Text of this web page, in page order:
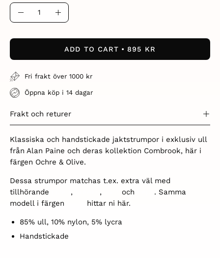
Quantity
Decrease Increase
ADD TO CART 895 KR
Fri frakt över 1000 kr
Öppna köp i 14 dagar
Frakt och returer
Klassiska och handstickade jaktstrumpor i exklusiv ull
från Alan Paine och deras kollektion Combrook, här i
färgen Ochre & Olive.
Dessa strumpor matchas t.ex. extra väl med
tillhörande
, , och
. Samma
modell i färgen
hittar ni här.
85% ull, 10% nylon, 5% lycra
Handstickade